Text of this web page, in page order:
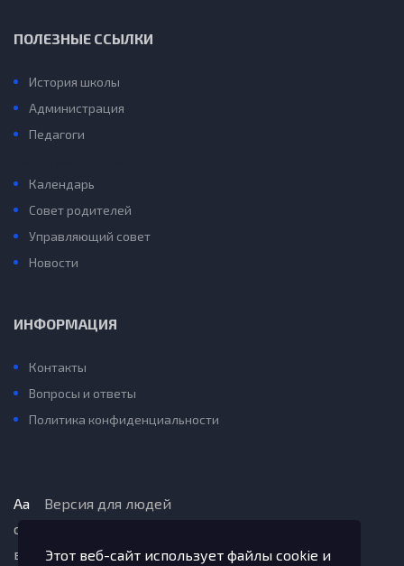
ПОЛЕЗНЫЕ ССЫЛКИ
История школы
Администрация
Педагоги
Календарь
Совет родителей
Управляющий совет
Новости
ИНФОРМАЦИЯ
Контакты
Вопросы и ответы
Политика конфиденциальности
Aa Версия для людей
с ограниченными
возможностями
Этот веб-сайт использует файлы cookie и